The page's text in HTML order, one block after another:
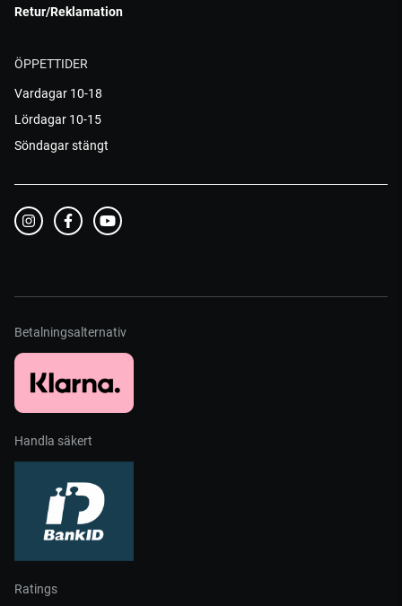
Retur/Reklamation
ÖPPETTIDER
Vardagar 10-18
Lördagar 10-15
Söndagar stängt
Betalningsalternativ
Handla säkert
Ratings